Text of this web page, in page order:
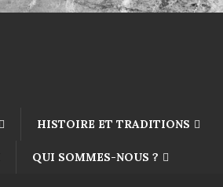
HISTOIRE ET TRADITIONS
QUI SOMMES-NOUS ?